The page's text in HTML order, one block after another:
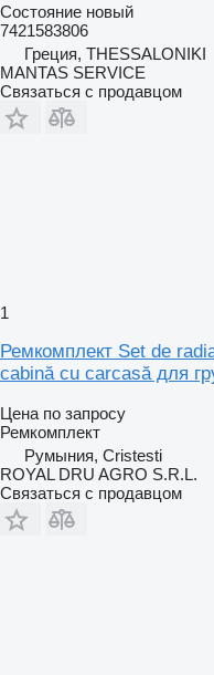
Состояние новый
7421583806
Греция, THESSALONIKI
MANTAS SERVICE
Связаться с продавцом
1
Ремкомплект Set de
cabină cu carcasă для
Цена по запросу
Ремкомплект
Румыния, Cristesti
ROYAL DRU AGRO S.R.L.
Связаться с продавцом